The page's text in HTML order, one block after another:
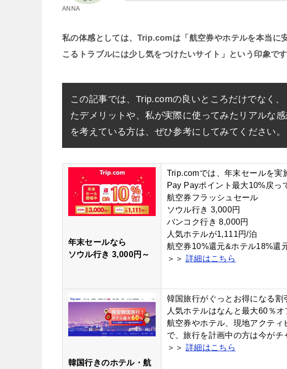
ANNA
私の体感としては、Trip.comは「航空券やホテルを本当に
こるトラブルには少し気をつけたいサイト」という印象です
この記事では、Trip.comの良いところだけでなく
たデメリットや、私が実際に使ってみたリアルな
を考えている方は、ぜひ参考にしてみてください。
年末セールなら
ソウル行き 3,000円～
Trip.comでは、 年末セールを実
Pay Payポイント最大10%戻っ
航空券フラッシュセール
ソウル行き 3,000円
バンコク行き 8,000円
人気ホテルが1,111円/泊
航空券10%還元&ホテル18%還
＞＞ 詳細はこちら
韓国行きのホテル・航
韓国旅行がぐっとお得になる割
人気ホテルはなんと最大60％オ
航空券やホテル、現地アクテ
で、旅行を計画中の方は今がチ
＞＞ 詳細はこちら